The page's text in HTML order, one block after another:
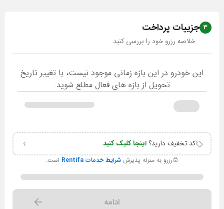
3 جزییات پرداخت
خلاصه رزرو خود را بررسی کنید
این خودرو در این بازه زمانی موجود نیست، با تغییر تاریخ
تحویل از بازه های فعال مطلع شوید.
کد تخفیف دارید؟اینجا کلیک کنید
رزرو به منزله پذیرششرایط خدمات Rentifa است.
ادامه